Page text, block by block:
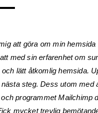
att göra om min
med sin erfarenhet om
lätt åtkomlig hemsida.
steg. Dess utom med
programmet Mailchimp
mycket trevlig